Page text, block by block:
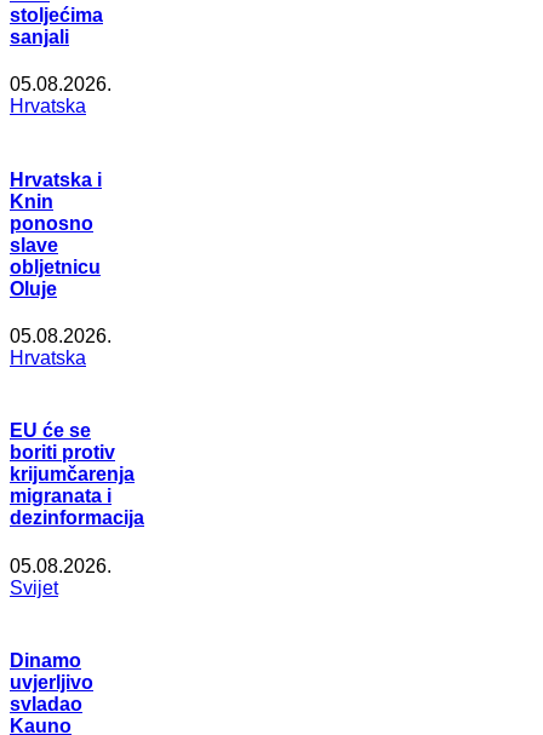
stoljećima
sanjali
05.08.2026.
Hrvatska
Hrvatska i
Knin
ponosno
slave
obljetnicu
Oluje
05.08.2026.
Hrvatska
EU će se
boriti protiv
krijumčarenja
migranata i
dezinformacija
05.08.2026.
Svijet
Dinamo
uvjerljivo
svladao
Kauno